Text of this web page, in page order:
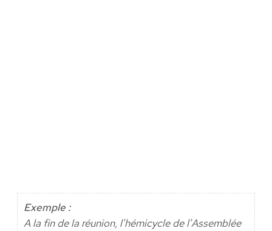
Exemple :
A la fin de la réunion, l'hémicycle de l'Assemblée